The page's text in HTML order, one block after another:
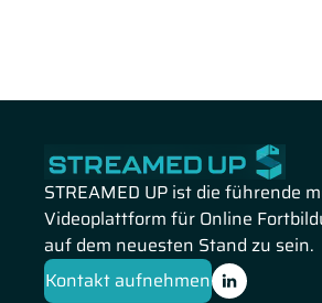
STREAMED UP ist die führende
Videoplattform für Online
auf dem neuesten Stand zu sein.
Kontakt aufnehmen